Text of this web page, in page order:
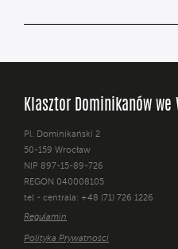
Klasztor Dominikanów we
Pl. Dominikański 2
50-159 Wrocław
NIP 897-15-89-726
REGON 040008105
tel - centrala: +48 (71) 726 1226
Regulamin
Polityka Prywatności